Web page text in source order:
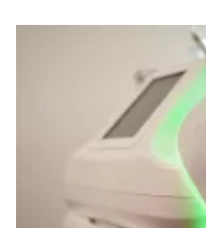
produktami inspirowanymi